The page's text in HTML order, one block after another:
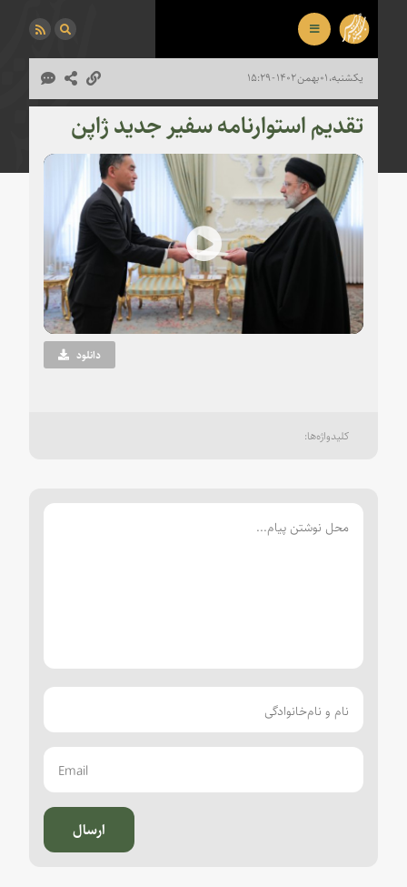
یکشنبه، ۰۱ بهمن ۱۴۰۲ - ۱۵:۲۹
تقدیم استوارنامه سفیر جدید ژاپن
Play
Video دانلود
ارسال